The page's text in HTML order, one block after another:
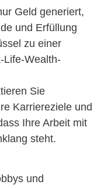
Geld generiert,
und Erfüllung
zu einer
Life-Wealth-
Sie
Karriereziele und
Ihre Arbeit mit
steht.
und